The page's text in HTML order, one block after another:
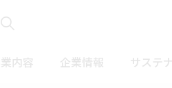
内容 企業情報 サステ